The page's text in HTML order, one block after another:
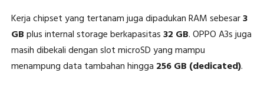
Kerja chipset yang tertanam juga dipadukan RAM sebesar3
GBplus internal storage berkapasitas32 GB. OPPO A3s juga
masih dibekali dengan slot microSD yang mampu
menampung data tambahan hingga 256 GB (dedicated).